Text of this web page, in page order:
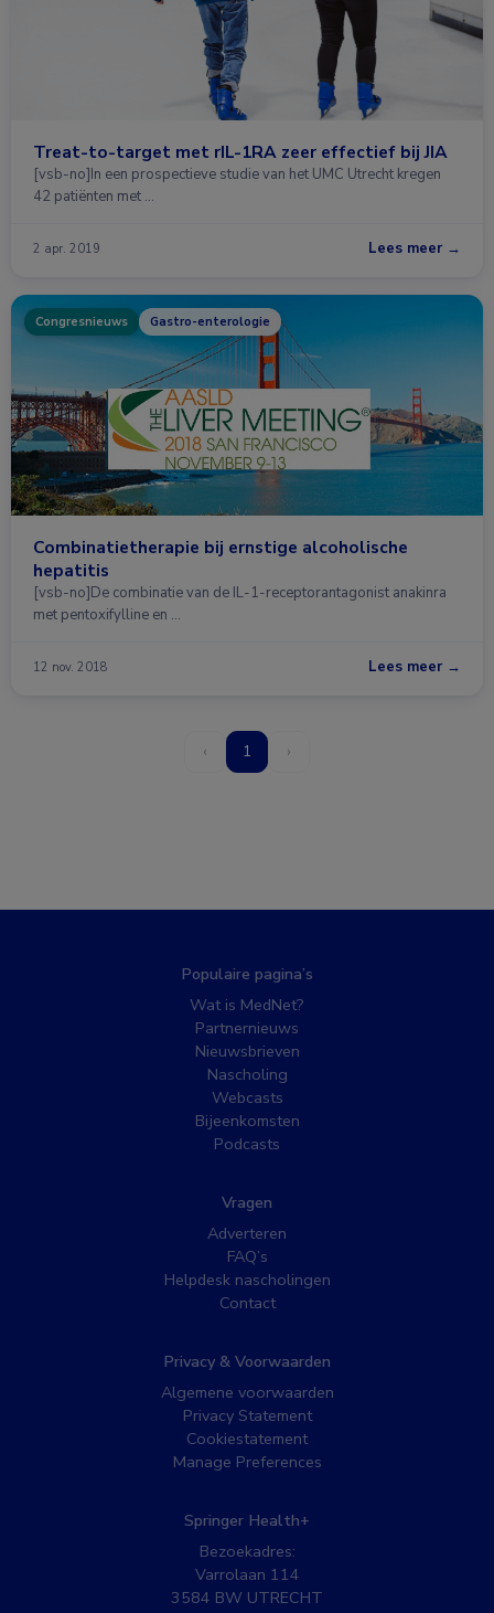
Treat-to-target met rIL-1RA zeer effectief bij JIA
[vsb-no]In een prospectieve studie van het UMC Utrecht kregen
42 patiënten met …
2 apr. 2019 Lees meer →
Congresnieuws Gastro-enterologie
Combinatietherapie bij ernstige alcoholische
hepatitis
[vsb-no]De combinatie van de IL-1-receptorantagonist anakinra
met pentoxifylline en …
12 nov. 2018 Lees meer →
‹ 1 ›
Populaire pagina’s
Wat is MedNet?
Partnernieuws
Nieuwsbrieven
Nascholing
Webcasts
Bijeenkomsten
Podcasts
Vragen
Adverteren
FAQ’s
Helpdesk nascholingen
Contact
Privacy & Voorwaarden
Algemene voorwaarden
Privacy Statement
Cookiestatement
Manage Preferences
Springer Health+
Bezoekadres:
Varrolaan 114
3584 BW UTRECHT